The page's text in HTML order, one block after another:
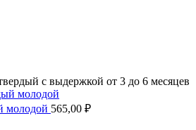
с выдержкой от 3 до 6 месяцев
молодой 565,00 ₽